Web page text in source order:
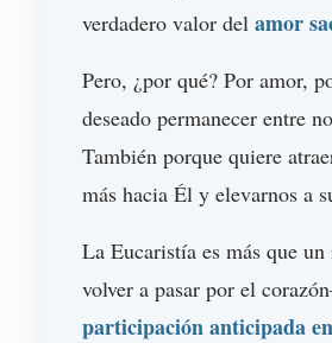
verdadero valor del amor
Pero, ¿por qué? Por amor,
deseado permanecer entre
También porque quiere
más hacia Él y elevarnos a
La Eucaristía es más que
volver a pasar por el
participación anticipada